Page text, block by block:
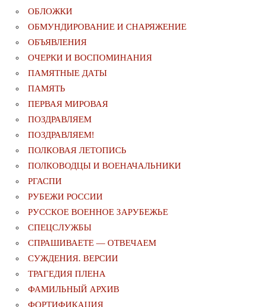
ОБЛОЖКИ
ОБМУНДИРОВАНИЕ И СНАРЯЖЕНИЕ
ОБЪЯВЛЕНИЯ
ОЧЕРКИ И ВОСПОМИНАНИЯ
ПАМЯТНЫЕ ДАТЫ
ПАМЯТЬ
ПЕРВАЯ МИРОВАЯ
ПОЗДРАВЛЯЕМ
ПОЗДРАВЛЯЕМ!
ПОЛКОВАЯ ЛЕТОПИСЬ
ПОЛКОВОДЦЫ И ВОЕНАЧАЛЬНИКИ
РГАСПИ
РУБЕЖИ РОССИИ
РУССКОЕ ВОЕННОЕ ЗАРУБЕЖЬЕ
СПЕЦСЛУЖБЫ
СПРАШИВАЕТЕ — ОТВЕЧАЕМ
СУЖДЕНИЯ. ВЕРСИИ
ТРАГЕДИЯ ПЛЕНА
ФАМИЛЬНЫЙ АРХИВ
ФОРТИФИКАЦИЯ